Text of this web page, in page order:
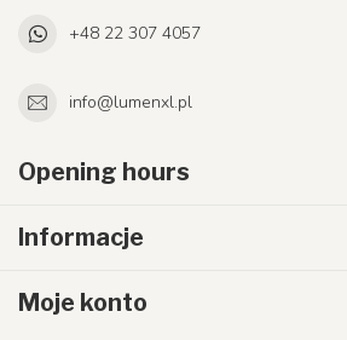
+48 22 307 4057
info@lumenxl.pl
Opening hours
Informacje
Moje konto